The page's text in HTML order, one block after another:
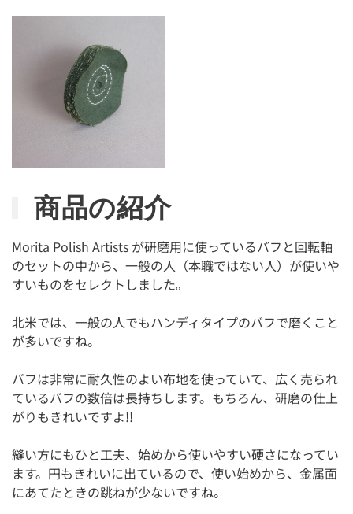
商品の紹介
Morita Polish Artists が研磨用に使っているバフと回転軸
のセットの中から、一般の人（本職ではない人）が使いや
すいものをセレクトしました。
北米では、一般の人でもハンディタイプのバフで磨くこと
が多いですね。
バフは非常に耐久性のよい布地を使っていて、広く売られ
ているバフの数倍は長持ちします。もちろん、研磨の仕上
がりもきれいですよ!!
縫い方にもひと工夫、始めから使いやすい硬さになってい
ます。円もきれいに出ているので、使い始めから、金属面
にあてたときの跳ねが少ないですね。